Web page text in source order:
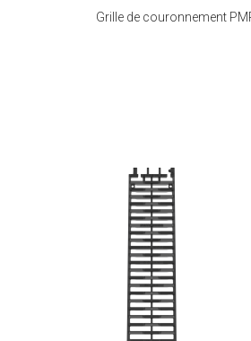
Grille de couronnement